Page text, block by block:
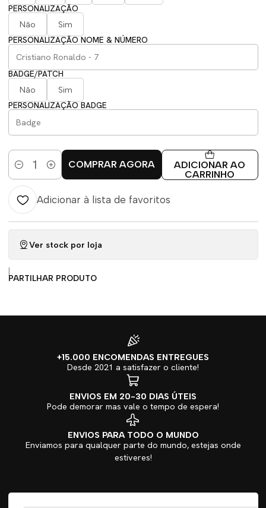
PERSONALIZAÇÃO
Não
Sim
PERSONALIZAÇÃO NOME & NÚMERO
BADGE/PATCH
Não
Sim
PERSONALIZAÇÃO BADGE
Quantidade
ADICIONAR AO
CARRINHO
COMPRAR AGORA
Adicionar à lista de favoritos
Ver stock por loja
|
PARTILHAR PRODUTO
+15.000 ENCOMENDAS ENTREGUES
Desde 2021 a satisfazer o cliente!
ENVIOS EM 20-30 DIAS ÚTEIS
Pode demorar mas vale o tempo de espera!
ENVIOS PARA TODO O MUNDO
Enviamos para qualquer parte do mundo, estejas onde
estiveres!